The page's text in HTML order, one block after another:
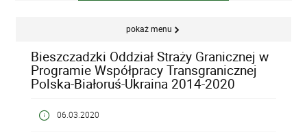
pokaż menu
Bieszczadzki Oddział Straży Granicznej w
Programie Współpracy Transgranicznej
Polska-Białoruś-Ukraina 2014-2020
06.03.2020